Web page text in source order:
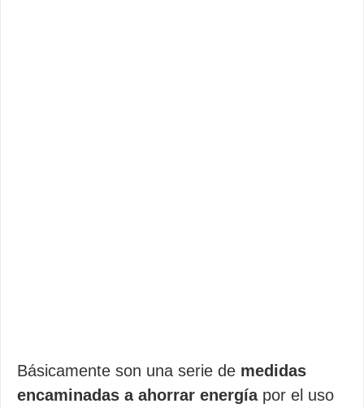
Básicamente son una serie de medidas
encaminadas a ahorrar energíapor el uso